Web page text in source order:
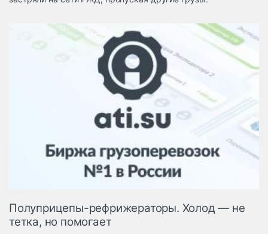
грузовые
Коммерческий
транспорт
Спецтехника
Автосервис,
запчасти, шины
Топливо, масла и
автохимия
Полуприцепы-рефрижераторы. Холод — не
тетка, но помогает